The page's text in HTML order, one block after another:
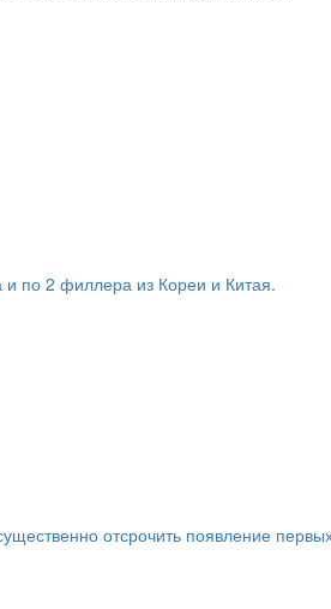
и по 2 филлера из Кореи и Китая.
отсрочить появление